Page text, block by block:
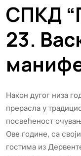
СПКД
23.
Након дугог низа
прерасла у
посвећеност
Ове године, са
гостима из